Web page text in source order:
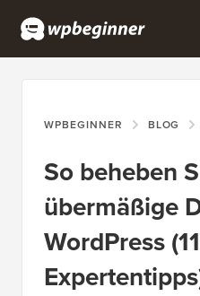
WPBEGINNER BLOG
So beheben
übermäßige
WordPress (11